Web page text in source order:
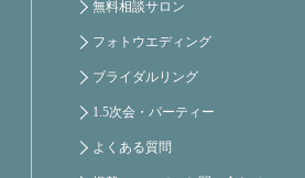
無料相談サロン
フォトウエディング
ブライダルリング
1.5次会・パーティー
よくある質問